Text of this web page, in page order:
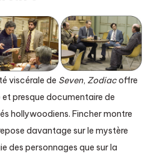
viscérale de Seven, Zodiacoffre
presque documentaire de
hollywoodiens. Fincher montre
davantage sur le mystère
des personnages que sur la